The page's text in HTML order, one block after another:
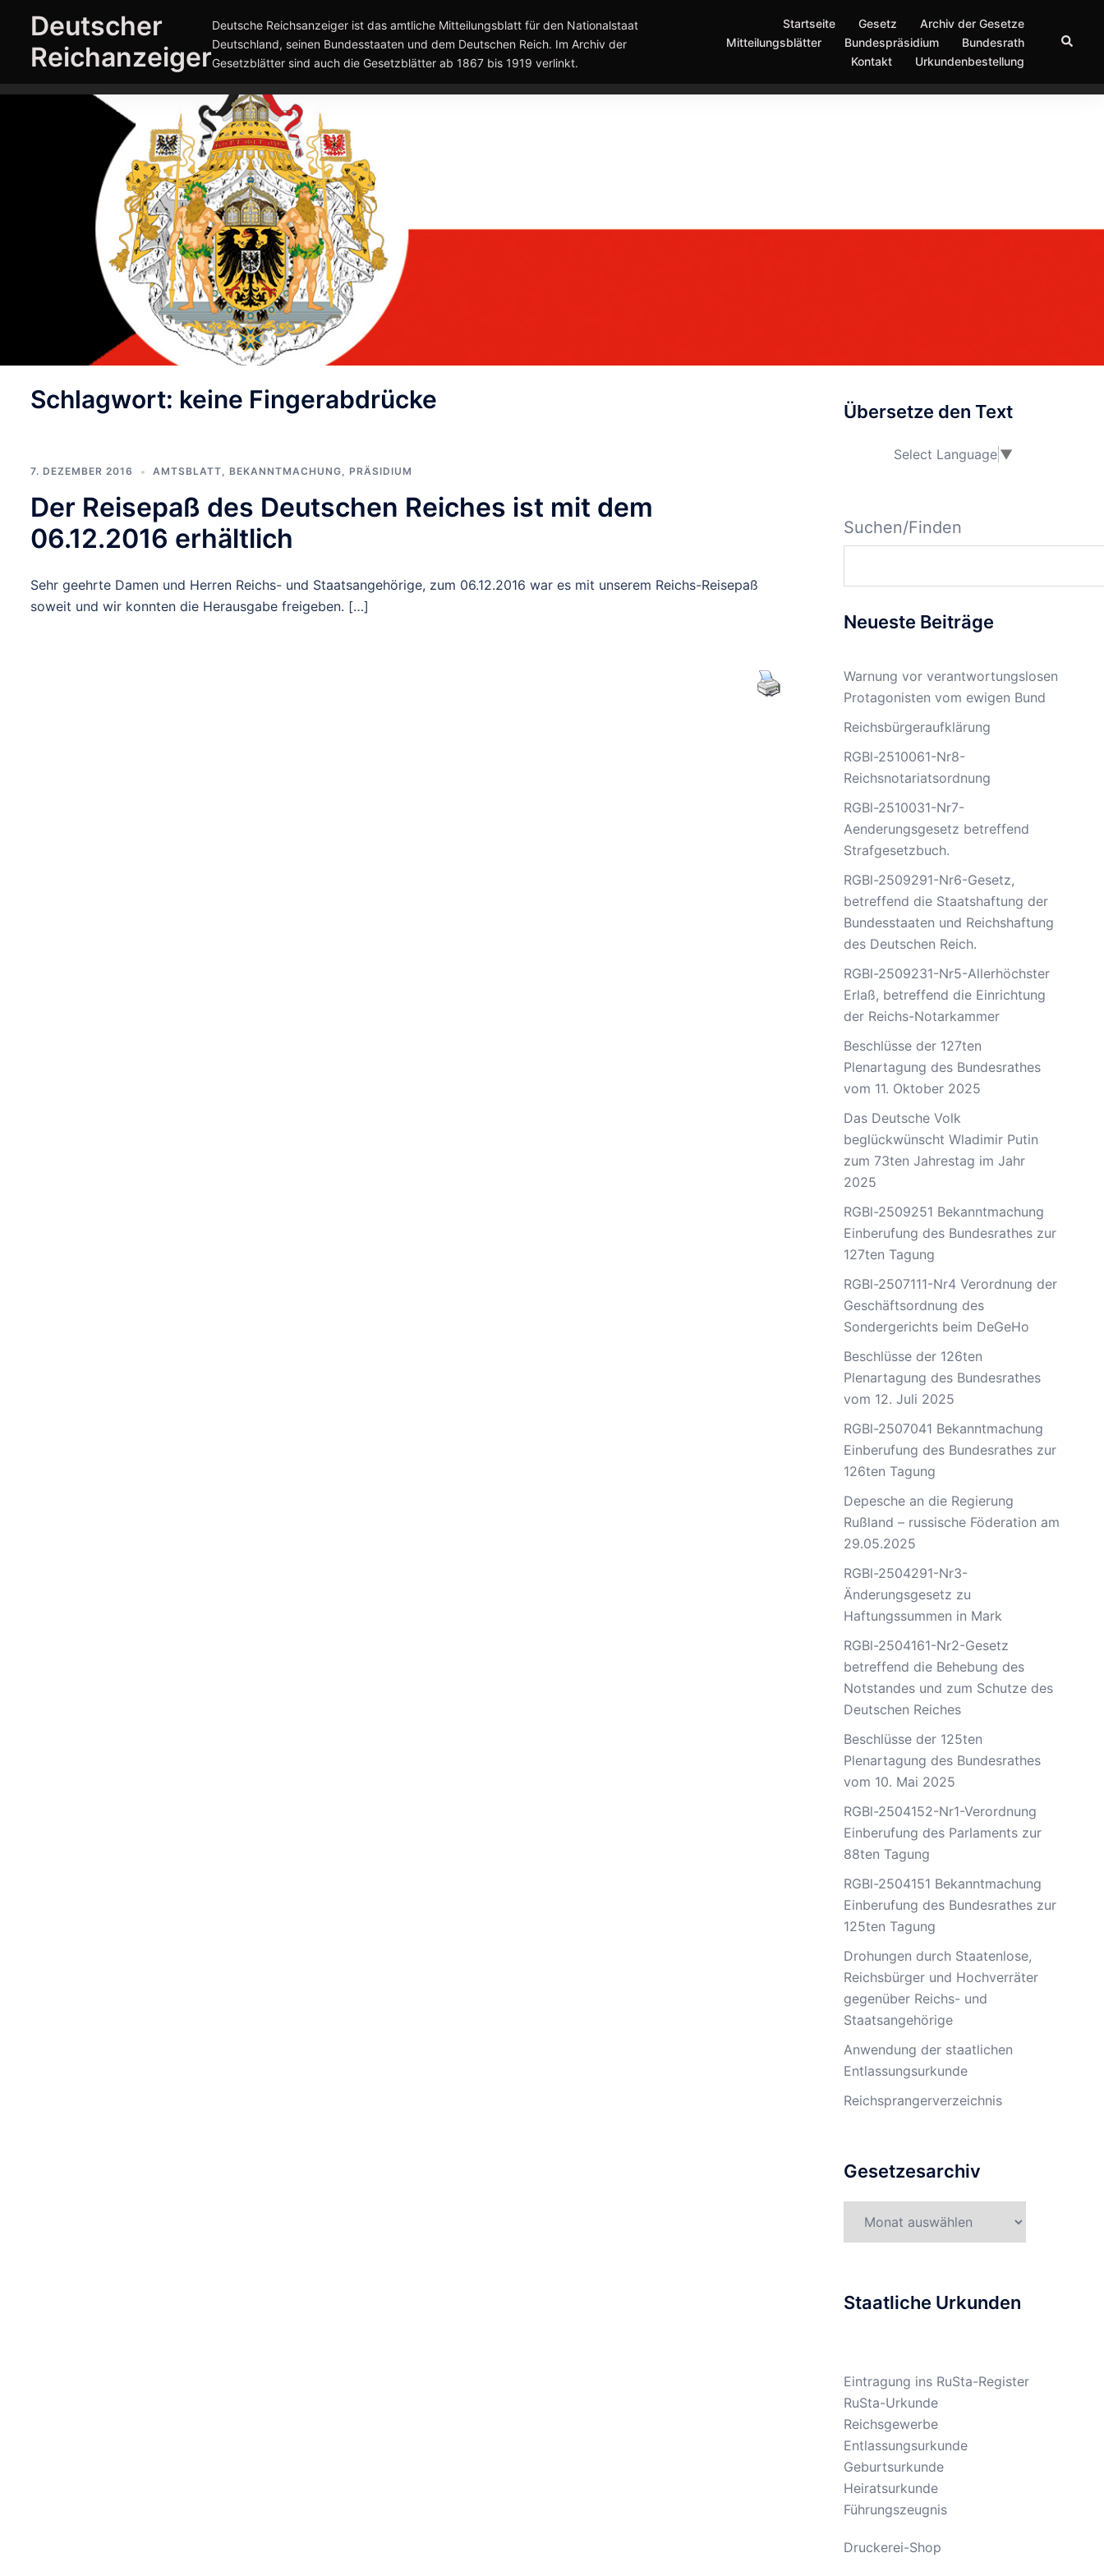
Inhalt
springen
Deutscher
Reichanzeiger
Deutsche Reichsanzeiger ist das amtliche Mitteilungsblatt für den Nationalstaat
Deutschland, seinen Bundesstaaten und dem Deutschen Reich. Im Archiv der
Gesetzblätter sind auch die Gesetzblätter ab 1867 bis 1919 verlinkt.
Startseite Gesetz
Archiv der Gesetze
Mitteilungsblätter
Bundespräsidium
Bundesrath
Kontakt
Urkundenbestellung
Suche
Schlagwort: keine Fingerabdrücke
7. DEZEMBER 2016 AMTSBLATT, BEKANNTMACHUNG, PRÄSIDIUM
Der Reisepaß des Deutschen Reiches ist mit dem
06.12.2016 erhältlich
Sehr geehrte Damen und Herren Reichs- und Staatsangehörige, zum 06.12.2016 war es mit unserem Reichs-Reisepaß
soweit und wir konnten die Herausgabe freigeben. […]
Übersetze den Text
Select Language ▼
Suchen/Finden
Neueste Beiträge
Warnung vor verantwortungslosen
Protagonisten vom ewigen Bund
Reichsbürgeraufklärung
RGBl-2510061-Nr8-
Reichsnotariatsordnung
RGBl-2510031-Nr7-
Aenderungsgesetz betreffend
Strafgesetzbuch.
RGBl-2509291-Nr6-Gesetz,
betreffend die Staatshaftung der
Bundesstaaten und Reichshaftung
des Deutschen Reich.
RGBl-2509231-Nr5-Allerhöchster
Erlaß, betreffend die Einrichtung
der Reichs-Notarkammer
Beschlüsse der 127ten
Plenartagung des Bundesrathes
vom 11. Oktober 2025
Das Deutsche Volk
beglückwünscht Wladimir Putin
zum 73ten Jahrestag im Jahr
2025
RGBl-2509251 Bekanntmachung
Einberufung des Bundesrathes zur
127ten Tagung
RGBl-2507111-Nr4 Verordnung der
Geschäftsordnung des
Sondergerichts beim DeGeHo
Beschlüsse der 126ten
Plenartagung des Bundesrathes
vom 12. Juli 2025
RGBl-2507041 Bekanntmachung
Einberufung des Bundesrathes zur
126ten Tagung
Depesche an die Regierung
Rußland – russische Föderation am
29.05.2025
RGBl-2504291-Nr3-
Änderungsgesetz zu
Haftungssummen in Mark
RGBl-2504161-Nr2-Gesetz
betreffend die Behebung des
Notstandes und zum Schutze des
Deutschen Reiches
Beschlüsse der 125ten
Plenartagung des Bundesrathes
vom 10. Mai 2025
RGBl-2504152-Nr1-Verordnung
Einberufung des Parlaments zur
88ten Tagung
RGBl-2504151 Bekanntmachung
Einberufung des Bundesrathes zur
125ten Tagung
Drohungen durch Staatenlose,
Reichsbürger und Hochverräter
gegenüber Reichs- und
Staatsangehörige
Anwendung der staatlichen
Entlassungsurkunde
Reichsprangerverzeichnis
Gesetzesarchiv
Staatliche Urkunden
Eintragung ins RuSta-Register
RuSta-Urkunde
Reichsgewerbe
Entlassungsurkunde
Geburtsurkunde
Heiratsurkunde
Führungszeugnis
Druckerei-Shop